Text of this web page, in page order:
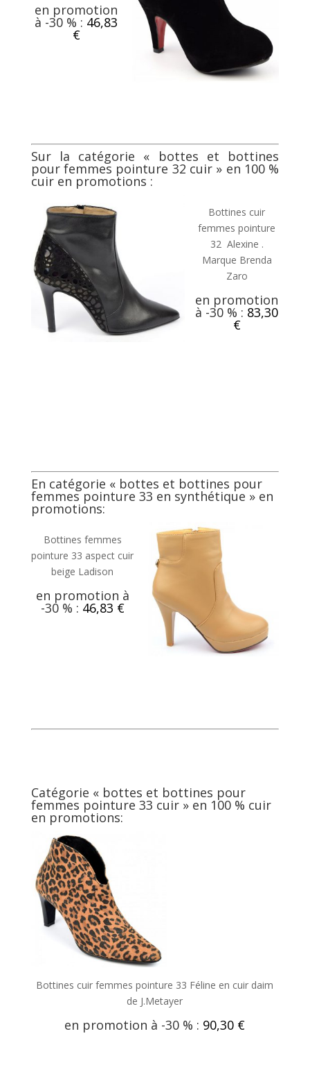
en promotion
à -30 % : 46,83
€
Sur la catégorie « bottes et bottines
pour femmes pointure 32 cuir » en 100 %
cuir en promotions :
Bottines cuir
femmes pointure
32 Alexine .
Marque Brenda
Zaro
en promotion
à -30 % : 83,30
€
En catégorie « bottes et bottines pour
femmes pointure 33 en synthétique » en
promotions:
Bottines femmes
pointure 33 aspect cuir
beige Ladison
en promotion à
-30 % : 46,83 €
Catégorie « bottes et bottines pour
femmes pointure 33 cuir» en 100 % cuir
en promotions:
Bottines cuir femmes pointure 33 Féline en cuir daim
de J.Metayer
en promotion à -30 % : 90,30 €